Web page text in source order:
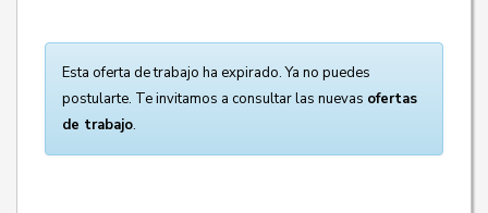
Esta oferta de trabajo ha expirado. Ya no puedes
postularte. Te invitamos a consultar las nuevas ofertas
de trabajo.